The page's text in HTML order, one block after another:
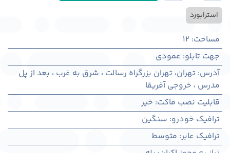
استرابورد
مساحت:
12
جهت تابلو: عمودی
آدرس: تهران، تهران بزرگراه رسالت ، شرق به غرب ، بعد از پل
مدرس ، خروجی آفریقا
قابلیت نصب ماکت: خیر
ترافیک خودرو: سنگین
ترافیک عابر: متوسط